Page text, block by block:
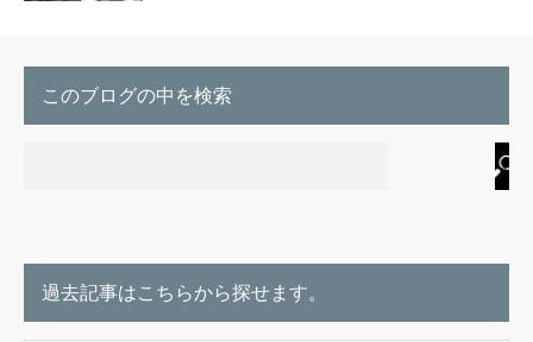
このブログの中を検索
過去記事はこちらから探せます。